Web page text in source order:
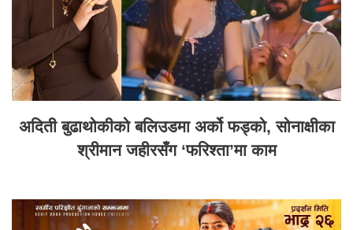
अदिती बुढाथोकीको बलिउडमा अर्को फड्को, सोनाक्षीका
श्रीमान जहीरसँग ‘फरिश्ता’मा काम